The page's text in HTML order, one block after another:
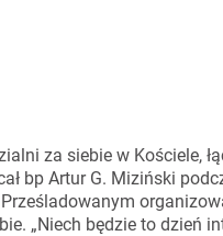
za siebie w Kościele,
bp Artur G. Miziński
„Niech będzie to dzień